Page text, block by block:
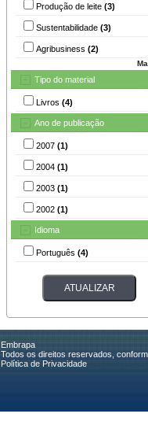
Produção de leite (3)
Sustentabilidade (3)
Agribusiness (2)
Tipo do material
Livros (4)
Ano de publicação
2007 (1)
2004 (1)
2003 (1)
2002 (1)
Idioma
Português (4)
Embrapa
Todos os direitos reservados,
Política de Privacidade